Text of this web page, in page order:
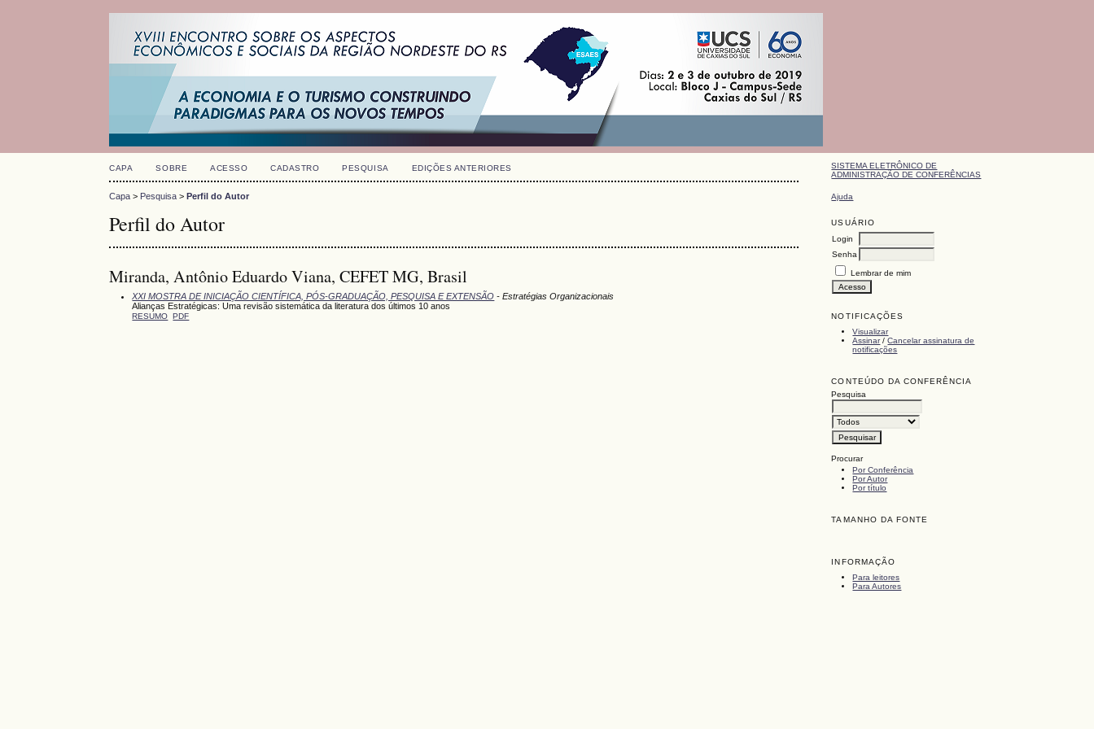
SISTEMA ELETRÔNICO DE
ADMINISTRAÇÃO DE CONFERÊNCIAS
Ajuda
USUÁRIO
Login
Senha
Lembrar de mim
NOTIFICAÇÕES
Visualizar
Assinar/Cancelar assinatura de
notificações
CONTEÚDO DA CONFERÊNCIA
Pesquisa
Procurar
Por Conferência
Por Autor
Por título
TAMANHO DA FONTE
INFORMAÇÃO
Para leitores
Para Autores
CAPA SOBRE ACESSO CADASTRO PESQUISA EDIÇÕES ANTERIORES
Capa > Pesquisa >Perfil do Autor
Perfil do Autor
Miranda, Antônio Eduardo Viana, CEFET MG, Brasil
XXI MOSTRA DE INICIAÇÃO CIENTÍFICA, PÓS-GRADUAÇÃO, PESQUISA E EXTENSÃO - Estratégias Organizacionais
Alianças Estratégicas: Uma revisão sistemática da literatura dos últimos 10 anos
RESUMO PDF